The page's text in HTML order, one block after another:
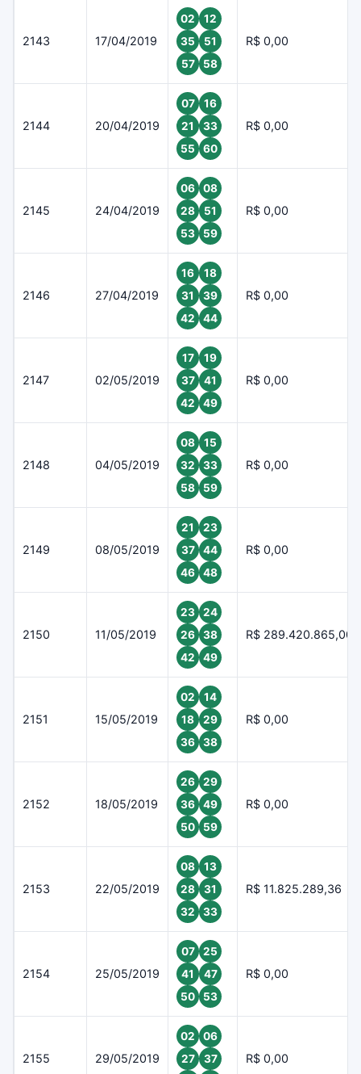
2143 17/04/2019
02
12
35
51
57
58
R$ 0,00
2144 20/04/2019
07
16
21
33
55
60
R$ 0,00
2145 24/04/2019
06
08
28
51
53
59
R$ 0,00
2146 27/04/2019
16
18
31
39
42
44
R$ 0,00
2147 02/05/2019
17
19
37
41
42
49
R$ 0,00
2148 04/05/2019
08
15
32
33
58
59
R$ 0,00
2149 08/05/2019
21
23
37
44
46
48
R$ 0,00
2150 11/05/2019
23
24
26
38
42
49
R$ 289.420.865,00
2151 15/05/2019
02
14
18
29
36
38
R$ 0,00
2152 18/05/2019
26
29
36
49
50
59
R$ 0,00
2153 22/05/2019
08
13
28
31
32
33
R$ 11.825.289,36
2154 25/05/2019
07
25
41
47
50
53
R$ 0,00
2155 29/05/2019
02
06
27
37
R$ 0,00